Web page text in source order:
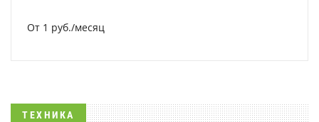
От 1 руб./месяц
ТЕХНИКА